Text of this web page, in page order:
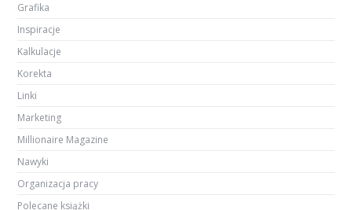
Grafika
Inspiracje
Kalkulacje
Korekta
Linki
Marketing
Millionaire Magazine
Nawyki
Organizacja pracy
Polecane książki